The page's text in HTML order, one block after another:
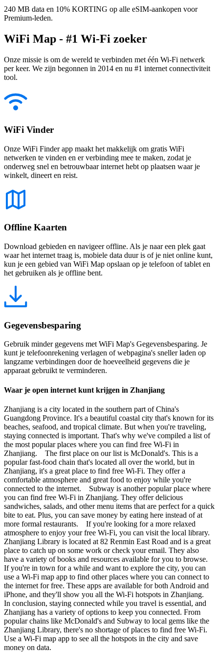
240 MB data en 10% KORTING op alle eSIM-aankopen voor
Premium-leden.
WiFi Map - #1 Wi-Fi zoeker
Onze missie is om de wereld te verbinden met één Wi-Fi netwerk
per keer. We zijn begonnen in 2014 en nu #1 internet connectiviteit
tool.
WiFi Vinder
Onze WiFi Finder app maakt het makkelijk om gratis WiFi
netwerken te vinden en er verbinding mee te maken, zodat je
onderweg snel en betrouwbaar internet hebt op plaatsen waar je
winkelt, dineert en reist.
Offline Kaarten
Download gebieden en navigeer offline. Als je naar een plek gaat
waar het internet traag is, mobiele data duur is of je niet online kunt,
kun je een gebied van WiFi Map opslaan op je telefoon of tablet en
het gebruiken als je offline bent.
Gegevensbesparing
Gebruik minder gegevens met WiFi Map's Gegevensbesparing. Je
kunt je telefoonrekening verlagen of webpagina's sneller laden op
langzame verbindingen door de hoeveelheid gegevens die je
apparaat gebruikt te verminderen.
Waar je open internet kunt krijgen in Zhanjiang
Zhanjiang is a city located in the southern part of China's
Guangdong Province. It's a beautiful coastal city that's known for its
beaches, seafood, and tropical climate. But when you're traveling,
staying connected is important. That's why we've compiled a list of
the most popular places where you can find free Wi-Fi in
Zhanjiang. The first place on our list is McDonald's. This is a
popular fast-food chain that's located all over the world, but in
Zhanjiang, it's a great place to find free Wi-Fi. They offer a
comfortable atmosphere and great food to enjoy while you're
connected to the internet. Subway is another popular place where
you can find free Wi-Fi in Zhanjiang. They offer delicious
sandwiches, salads, and other menu items that are perfect for a quick
bite to eat. Plus, you can save money by eating here instead of at
more formal restaurants. If you're looking for a more relaxed
atmosphere to enjoy your free Wi-Fi, you can visit the local library.
Zhanjiang Library is located at 82 Renmin East Road and is a great
place to catch up on some work or check your email. They also
have a variety of books and resources available for you to browse.
If you're in town for a while and want to explore the city, you can
use a Wi-Fi map app to find other places where you can connect to
the internet for free. These apps are available for both Android and
iPhone, and they'll show you all the Wi-Fi hotspots in Zhanjiang.
In conclusion, staying connected while you travel is essential, and
Zhanjiang has a variety of options to keep you connected. From
popular chains like McDonald's and Subway to local gems like the
Zhanjiang Library, there's no shortage of places to find free Wi-Fi.
Use a Wi-Fi map app to see all the hotspots in the city and save
money on data.